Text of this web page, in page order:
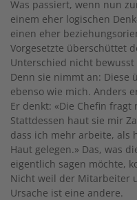
Was passiert, wenn nun
einem eher logischen
einen eher
Vorgesetzte überschüttet
Unterschied nicht
Denn sie nimmt an: Diese
ebenso wie mich. Anders
Er denkt: «Die Chefin
Stattdessen haut sie mir
dass ich mehr arbeite, als
Haut gelegen.» Das, was
eigentlich sagen möchte,
Nicht weil der Mitarbeiter
Ursache ist eine andere.